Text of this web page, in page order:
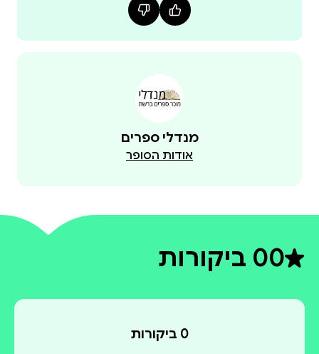
מנדלי ספרים
אודות הסופר
0דירוג ממוצע 0 מתוך 5
0 ביקורות
0 ביקורות